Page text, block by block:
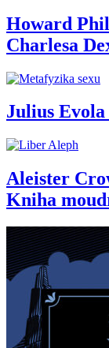
Howard
Charlesa
Julius
Aleister
Kniha